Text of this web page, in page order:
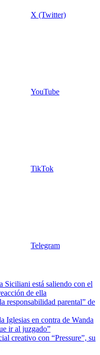
X (Twitter)
YouTube
TikTok
Telegram
Siciliani está saliendo con el
de ella
responsabilidad parental” de
Iglesias en contra de Wanda
ir al juzgado”
creativo con “Pressure”, su